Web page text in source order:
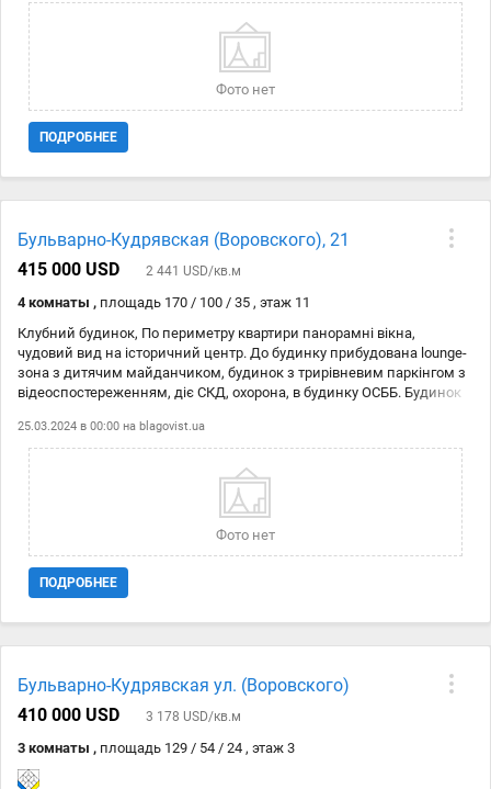
сквери, прогулянкові зони, безліч магазинів і зон відпочинку, в
пішій доступності ботанічний сад і ст.М. Університет - 8 хвилин.
Фото нет
ПОДРОБНЕЕ
Бульварно-Кудрявская (Воровского), 21
415 000 USD
2 441 USD/кв.м
4 комнаты , площадь 170 / 100 / 35 , этаж 11
Клубний будинок, По периметру квартири панорамні вікна,
чудовий вид на історичний центр. До будинку прибудована lounge-
зона з дитячим майданчиком, будинок з трирівневим паркінгом з
відеоспостереженням, діє СКД, охорона, в будинку ОСББ. Будинок
район, із чудовою інфраструктурою навколо (навчальні заклад,
сквери, прогулянкові зони, безліч магазинів і зон відпочинку, в
пішій доступності ботанічний сад і ст.М. Університет - 8 хвилин.
25.03.2024 в 00:00 на blagovist.ua
Фото нет
ПОДРОБНЕЕ
Бульварно-Кудрявская ул. (Воровского)
410 000 USD
3 178 USD/кв.м
3 комнаты , площадь 129 / 54 / 24 , этаж 3